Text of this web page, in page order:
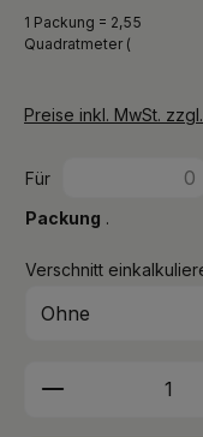
1 Packung = 2,55
Quadratmeter (
Preise inkl. MwSt.
Für
Packung .
Verschnitt
Produkt